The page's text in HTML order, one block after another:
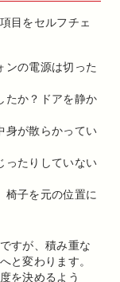
目をセルフチェ
ンの電源は切った
たか？ドアを静か
身が散らかってい
ったりしていない
椅子を元の位置に
すが、積み重な
と変わります。
を決めるよう